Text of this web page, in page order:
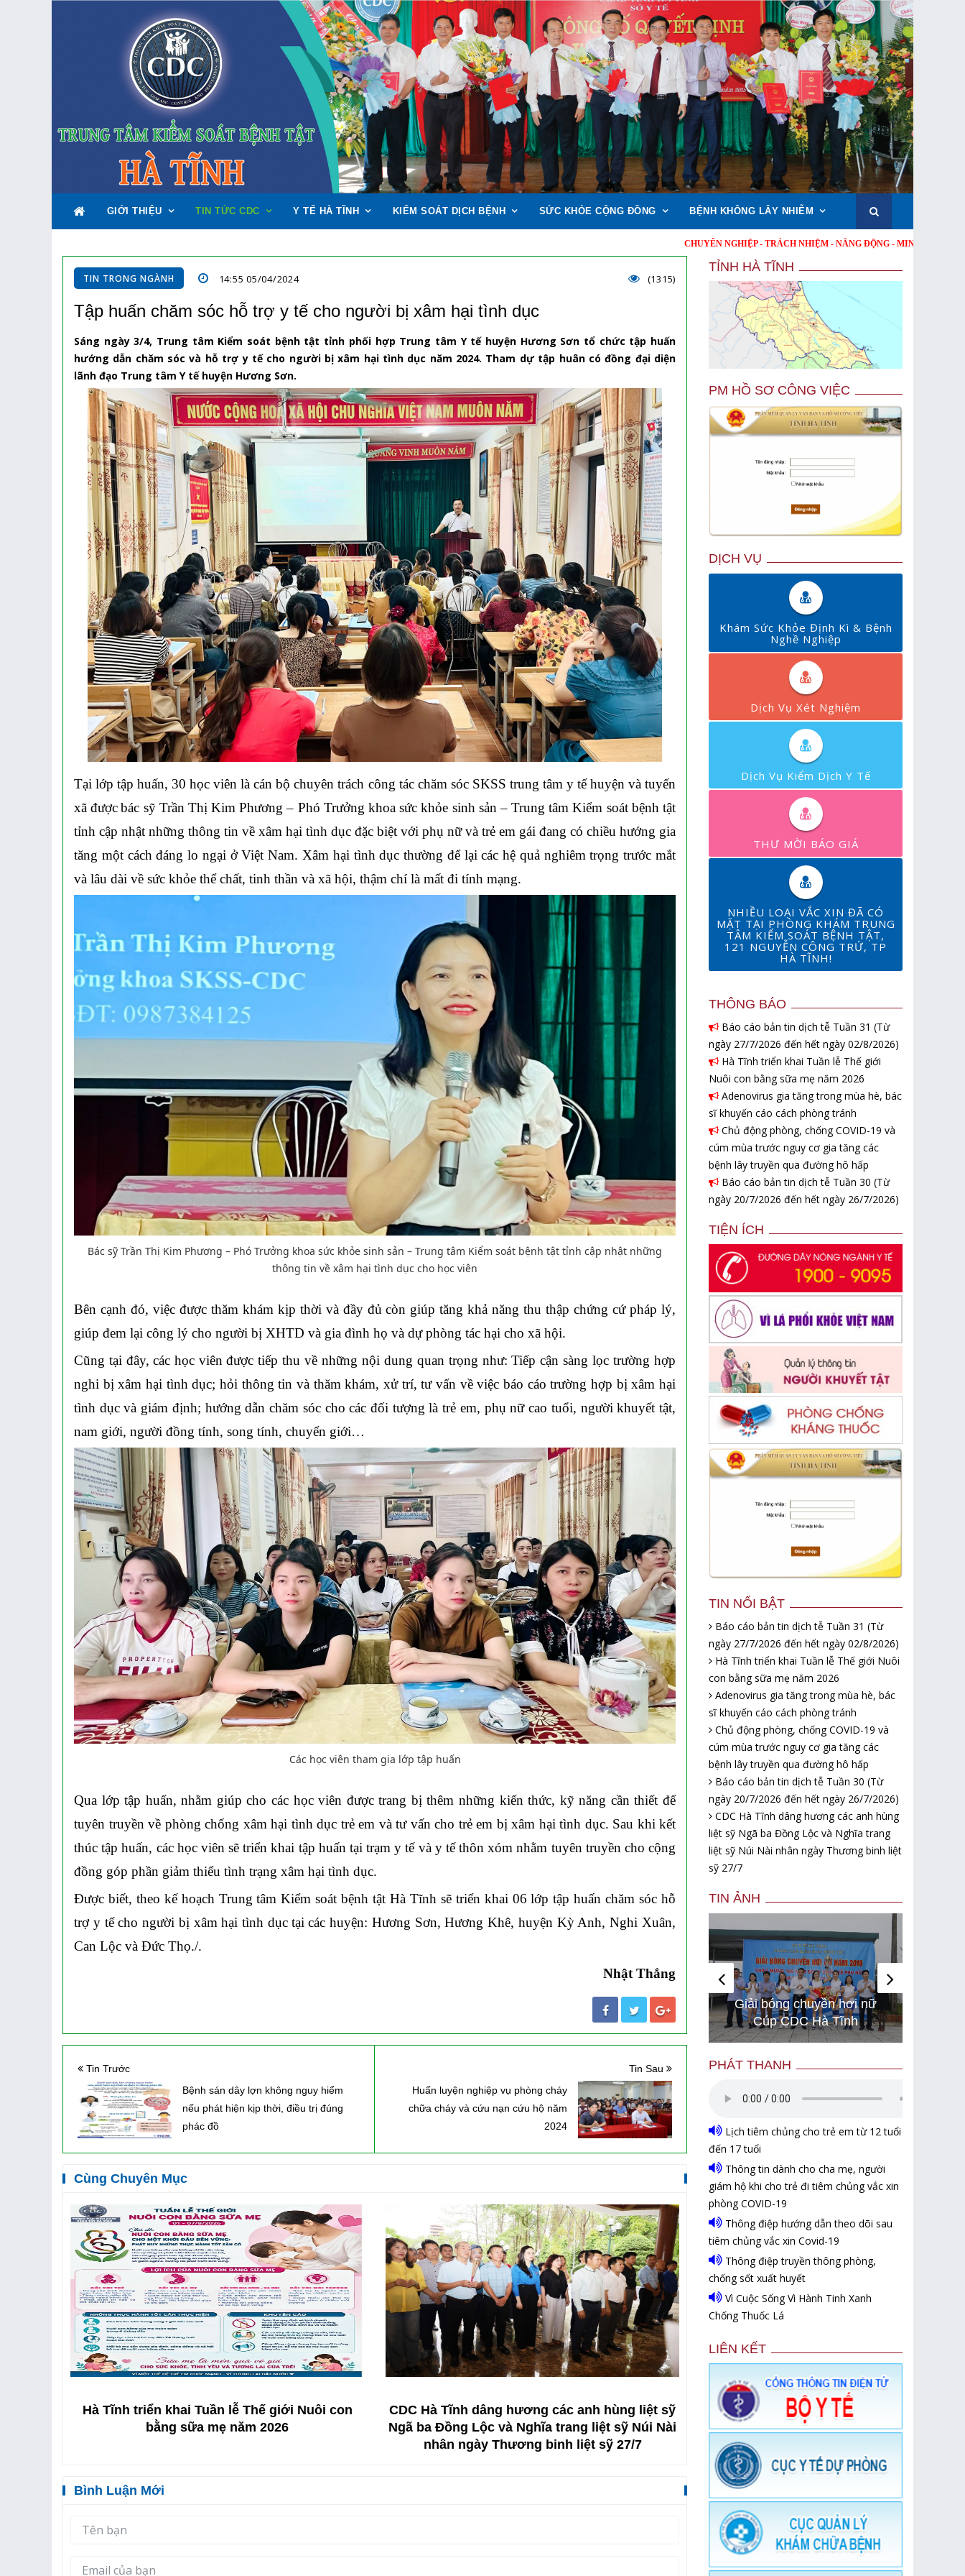
GIỚI THIỆU TIN TỨC CDC Y TẾ HÀ TĨNH KIỂM SOÁT DỊCH BỆNH SỨC KHỎE CỘNG ĐỒNG BỆNH KHÔNG LÂY NHIỄM
CHUYÊN NGHIỆP - TRÁCH NHIỆM - NĂNG ĐỘNG - MINH BẠCH - HIỆU QUẢ !
TIN TRONG NGÀNH 14:55 05/04/2024 (1315)
Tập huấn chăm sóc hỗ trợ y tế cho người bị xâm hại tình dục
Sáng ngày 3/4, Trung tâm Kiểm soát bệnh tật tỉnh phối hợp Trung tâm Y tế huyện Hương Sơn tổ chức tập huấn
hướng dẫn chăm sóc và hỗ trợ y tế cho người bị xâm hại tình dục năm 2024. Tham dự tập huân có đồng đại diện
lãnh đạo Trung tâm Y tế huyện Hương Sơn.
Tại lớp tập huấn, 30 học viên là cán bộ chuyên trách công tác chăm sóc SKSS trung tâm y tế huyện và tuyến
xãđược bác sỹ Trần Thị Kim Phương – Phó Trưởng khoa sức khỏe sinh sản – Trung tâm Kiểm soát bệnh tật
tỉnh cập nhật những thông tin về xâm hại tình dục đặc biệt với phụ nữ và trẻ em gái đang có chiều hướng gia
tăng một cách đáng lo ngại ở Việt Nam. Xâm hại tình dục thường để lại các hệ quả nghiêm trọng trước mắt
và lâu dài về sức khỏe thể chất, tinh thần và xã hội, thậm chí là mất đi tính mạng.
Bác sỹ Trần Thị Kim Phương – Phó Trưởng khoa sức khỏe sinh sản – Trung tâm Kiểm soát bệnh tật tỉnh cập nhật những
thông tin về xâm hại tình dục cho học viên
Bên cạnh đó, việc được thăm khám kịp thời và đầy đủ còn giúp tăng khả năng thu thập chứng cứ pháp lý,
giúp đem lại công lý cho người bị XHTD và gia đình họ và dự phòng tác hại cho xã hội.
Cũng tại đây, các học viên được tiếp thu về những nội dung quan trọng như: Tiếp cận sàng lọc trường hợp
nghi bị xâm hại tình dục; hỏi thông tin và thăm khám, xử trí, tư vấn về việc báo cáo trường hợp bị xâm hại
tình dục và giám định; hướng dẫn chăm sóc cho các đối tượnglà trẻ em, phụ nữ cao tuổi, người khuyết tật,
nam giới, người đồng tính, song tính, chuyển giới…
Các học viên tham gia lớp tập huấn
Qua lớp tập huấn,nhằm giúp cho các học viên được trang bị thêm những kiến thức, kỹ năng cần thiết để
tuyên truyền về phòng chống xâm hại tình dục trẻ em và tư vấn cho trẻ em bị xâm hại tình dục. Sau khi kết
thúc tập huấn, các học viên sẽ triển khai tập huấn tại trạm y tế và y tế thônxómnhằm tuyên truyền cho cộng
đồng góp phần giảm thiểu tình trạng xâm hại tình dục.
Được biết, theo kế hoạch Trung tâm Kiểm soát bệnh tật Hà Tĩnh sẽ triển khai 06 lớptập huấn chăm sóc hỗ
trợ y tế cho người bị xâm hại tình dục tại các huyện: Hương Sơn, Hương Khê, huyện Kỳ Anh, Nghi Xuân,
Can Lộc và Đức Thọ./.
Nhật Thắng
Tin Trước
Bệnh sán dây lợn không nguy hiểm
nếu phát hiện kịp thời, điều trị đúng
phác đồ
Tin Sau
Huấn luyện nghiệp vụ phòng cháy
chữa cháy và cứu nạn cứu hộ năm
2024
Cùng Chuyên Mục
Hà Tĩnh triển khai Tuần lễ Thế giới Nuôi con
bằng sữa mẹ năm 2026
CDC Hà Tĩnh dâng hương các anh hùng liệt sỹ
Ngã ba Đồng Lộc và Nghĩa trang liệt sỹ Núi Nài
nhân ngày Thương binh liệt sỹ 27/7
Bộ trưởng Bộ Y tế Đào Hồng Lan tri ân các
hùng liệt sĩ tại Ngã ba Đồng Lộc
Bình Luận Mới
TỈNH HÀ TĨNH
PM HỒ SƠ CÔNG VIỆC
DỊCH VỤ
Khám Sức Khỏe Định Kì & Bệnh
Nghề Nghiệp
Dịch Vụ Xét Nghiệm
Dịch Vụ Kiểm Dịch Y Tế
THƯ MỜI BÁO GIÁ
NHIỀU LOẠI VẮC XIN ĐÃ CÓ
MẶT TẠI PHÒNG KHÁM TRUNG
TÂM KIỂM SOÁT BỆNH TẬT,
121 NGUYỄN CÔNG TRỨ, TP
HÀ TĨNH!
THÔNG BÁO
Báo cáo bản tin dịch tễ Tuần 31 (Từ
ngày 27/7/2026 đến hết ngày 02/8/2026)
Hà Tĩnh triển khai Tuần lễ Thế giới
Nuôi con bằng sữa mẹ năm 2026
Adenovirus gia tăng trong mùa hè, bác
sĩ khuyến cáo cách phòng tránh
Chủ động phòng, chống COVID-19 và
cúm mùa trước nguy cơ gia tăng các
bệnh lây truyền qua đường hô hấp
Báo cáo bản tin dịch tễ Tuần 30 (Từ
ngày 20/7/2026 đến hết ngày 26/7/2026)
TIỆN ÍCH
TIN NỔI BẬT
Báo cáo bản tin dịch tễ Tuần 31 (Từ
ngày 27/7/2026 đến hết ngày 02/8/2026)
Hà Tĩnh triển khai Tuần lễ Thế giới Nuôi
con bằng sữa mẹ năm 2026
Adenovirus gia tăng trong mùa hè, bác
sĩ khuyến cáo cách phòng tránh
Chủ động phòng, chống COVID-19 và
cúm mùa trước nguy cơ gia tăng các
bệnh lây truyền qua đường hô hấp
Báo cáo bản tin dịch tễ Tuần 30 (Từ
ngày 20/7/2026 đến hết ngày 26/7/2026)
CDC Hà Tĩnh dâng hương các anh hùng
liệt sỹ Ngã ba Đồng Lộc và Nghĩa trang
liệt sỹ Núi Nài nhân ngày Thương binh liệt
sỹ 27/7
TIN ẢNH
thi trong bùn đất để bảo
vệ môi trường ở Israel
Giải bóng chuyền hơi nữ
Cúp CDC Hà Tĩnh
PHÁT THANH
Lịch tiêm chủng cho trẻ em từ 12 tuổi
đến 17 tuổi
Thông tin dành cho cha mẹ, người
giám hộ khi cho trẻ đi tiêm chủng vắc xin
phòng COVID-19
Thông điệp hướng dẫn theo dõi sau
tiêm chủng vắc xin Covid-19
Thông điệp truyền thông phòng,
chống sốt xuất huyết
Vì Cuộc Sống Vì Hành Tinh Xanh
Chống Thuốc Lá
LIÊN KẾT